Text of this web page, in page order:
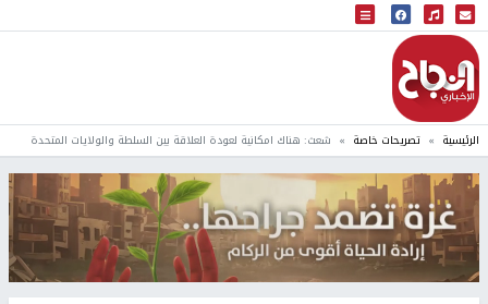
البث المباشر
إذاعة النجاح
الرئيسية تصريحات خاصة شعث: هناك امكانية لعودة العلاقة بين السلطة والولايات المتحدة